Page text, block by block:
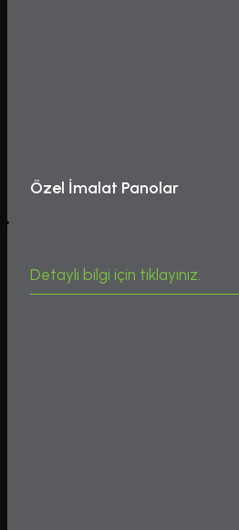
Özel İmalat Panolar
Detaylı bilgi için tıklayınız.